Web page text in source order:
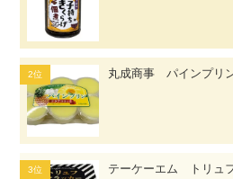
丸成商事 パインプリ
テーケーエム トリュ